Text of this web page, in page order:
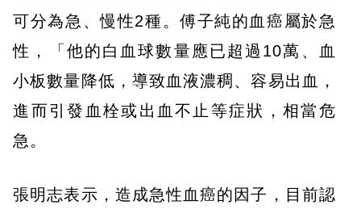
可分為急、慢性2種。傅子純的血癌屬於急
性，「他的白血球數量應已超過10萬、血
小板數量降低，導致血液濃稠、容易出血，
進而引發血栓或出血不止等症狀，相當危
急。
張明志表示，造成急性血癌的因子，目前認